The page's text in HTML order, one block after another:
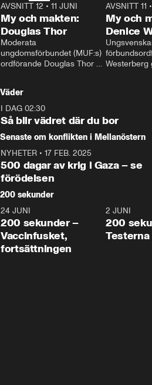
26:27
AVSNITT 12 • 11 JUNI
My och makten:
Douglas Thor
Moderata
ungdomsförbundet (MUF:s)
ordförande Douglas Thor
tonårsutvisningarna och hur
Moderaterna ska locka
väljare till valet i höst.
AVSNITT 11
My och
Denice
Westerberg
Väder
I DAG 02:30
Så blir vädret där du bor
Senaste om konflikten i Mellanöstern
NYHETER • 17 FEB. 2025
500 dagar av krig i Gaza – se
förödelsen
200 sekunder
5:00
24 JUNI
200 sekunder –
Vaccinfusket,
fortsättningen
2 JUNI
200
Testerna